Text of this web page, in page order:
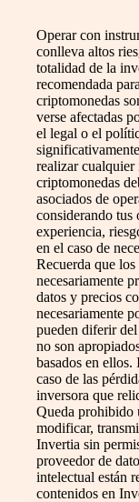
Operar con
conlleva altos
totalidad de la
recomendada
criptomonedas
verse afectadas
el legal o el
realizar
criptomonedas
asociados de
considerando
experiencia,
en el caso de
Recuerda que
necesariamente
datos y precios
necesariamente
pueden diferir
no son
basados en
caso de las
inversora que
Queda prohibido
modificar,
Invertia sin
proveedor de
intelectual están
contenidos en